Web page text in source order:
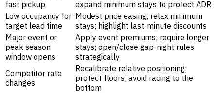
fast pickup
expand minimum stays to protect ADR
Low occupancy for
target lead time
Modest price easing; relax minimum
stays; highlight last-minute discounts
Major event or
peak season
window opens
Apply event premiums; require longer
stays; open/close gap-night rules
strategically
Competitor rate
changes
Recalibrate relative positioning;
protect floors; avoid racing to the
bottom